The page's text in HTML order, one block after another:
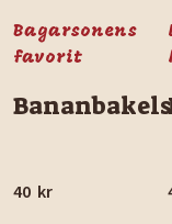
Bagarsonens
favorit
40 kr